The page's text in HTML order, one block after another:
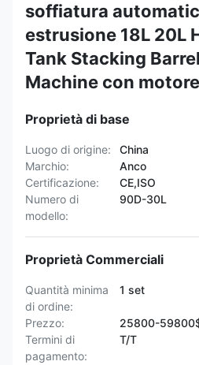
soffiatura
estrusione 18L 20L
Tank Stacking
Machine con
Proprietà di base
Luogo di origine:
China
Marchio:
Anco
Certificazione:
CE,ISO
Numero di
modello:
90D-30L
Proprietà Commerciali
Quantità minima
di ordine:
1 set
Prezzo:
25800-
Termini di
pagamento:
T/T